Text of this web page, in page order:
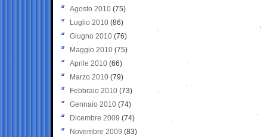
Agosto 2010 (75)
Luglio 2010 (86)
Giugno 2010 (76)
Maggio 2010 (75)
Aprile 2010 (66)
Marzo 2010 (79)
Febbraio 2010 (73)
Gennaio 2010 (74)
Dicembre 2009 (74)
Novembre 2009 (83)